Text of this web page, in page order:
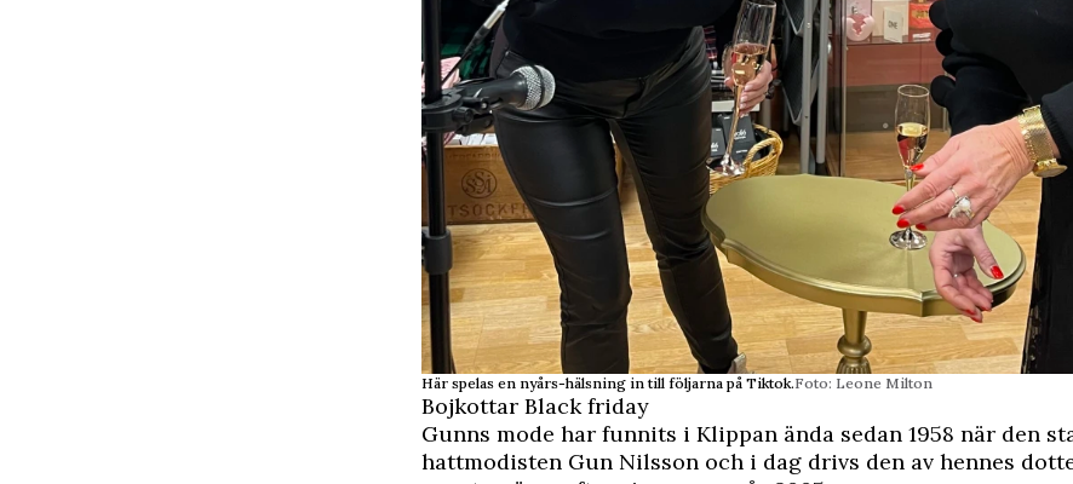
Här spelas en nyårs-hälsning in till följarna på Tiktok.Foto: Leone Milton
Bojkottar Black friday
Gunns mode har funnits i Klippan ända sedan 1958 när den
hattmodisten Gun Nilsson och i dag drivs den av hennes